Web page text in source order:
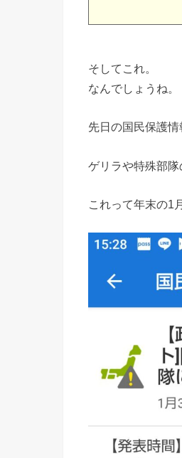
そしてこれ。
なんでしょうね。
先日の国民保護情
ゲリラや特殊部隊
これって年末の1